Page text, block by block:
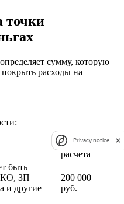
точки
сумму, которую
расходы на
Пример
расчета
быть
ЗП
и другие
200 000
руб.
Privacy notice